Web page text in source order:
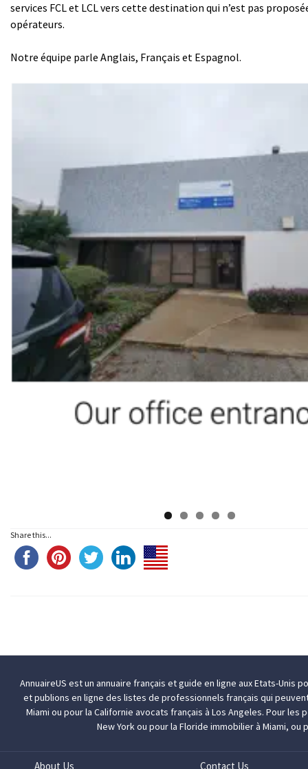
services FCL et LCL vers cette destination qui n’est pas
opérateurs.
Notre équipe parle Anglais, Français et Espagnol.
Share this...
AnnuaireUS est un annuaire français et guide en ligne aux Etats-Unis
et publions en ligne des listes de professionnels français qui
Miami ou pour la Californieavocats français à Los Angeles. Pour les
New Yorkou pour la Florideimmobilier à Miami, ou
About Us Contact Us